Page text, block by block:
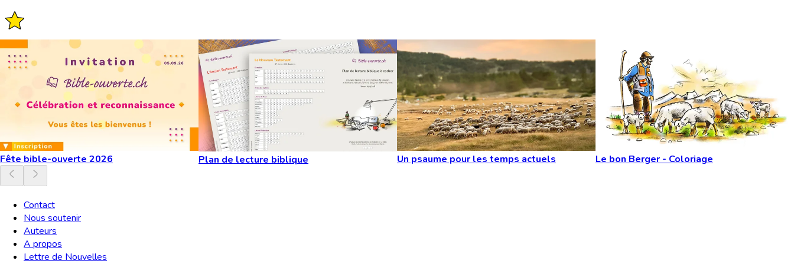
Fête bible-ouverte 2026 Plan de lecture biblique Un psaume pour les temps actuels Le bon Berger - Coloriage
Contact
Nous soutenir
Auteurs
A propos
Lettre de Nouvelles